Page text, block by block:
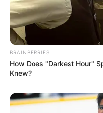
BRAINBERRIES
How Does "Darkest Hour"
Knew?